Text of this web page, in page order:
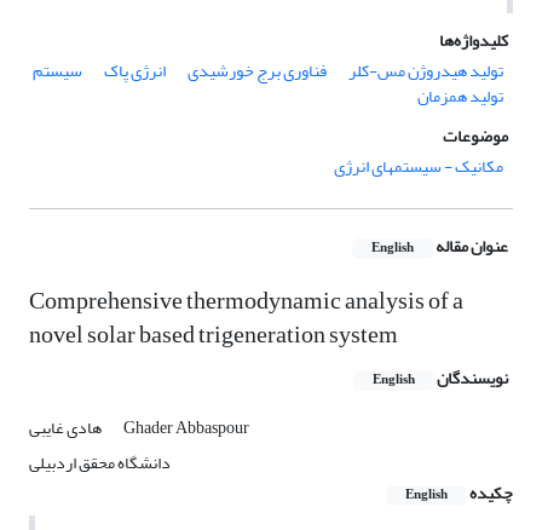
کلیدواژه‌ها
تولید هیدروژن مس-کلر
فناوری برج خورشیدی انرژی پاک سیستم
تولید همزمان
موضوعات
مکانیک - سیستمهای انرژی
عنوان مقاله English
Comprehensive thermodynamic analysis of a
novel solar based trigeneration system
نویسندگان English
Ghader Abbaspour
دانشگاه محقق اردبیلی
چکیده
English